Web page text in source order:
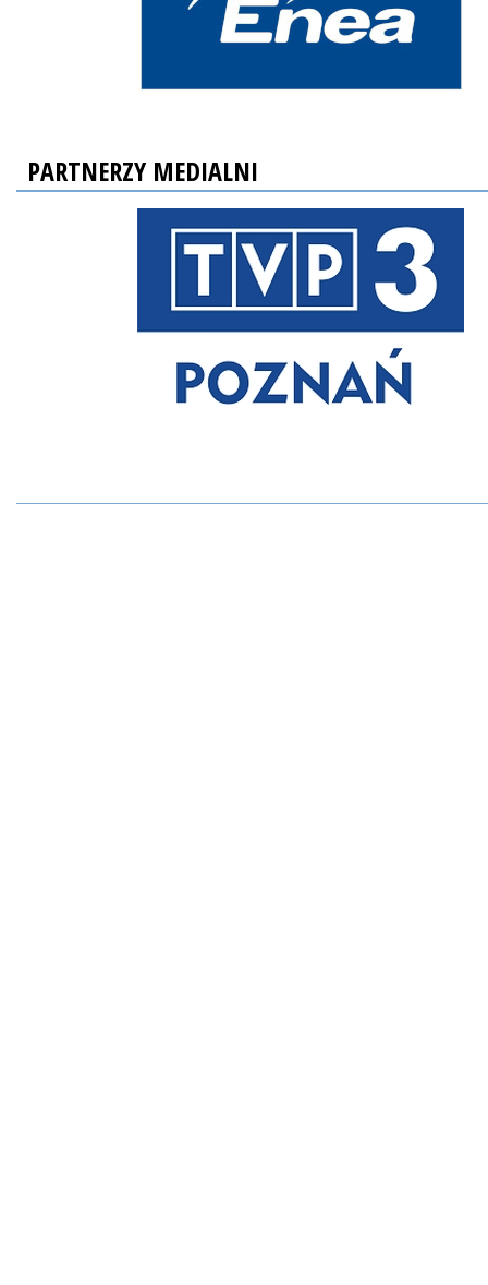
PARTNERZY MEDIALNI